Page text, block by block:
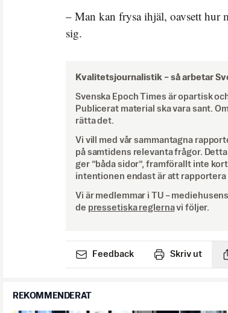
– Man kan frysa ihjäl, oavsett hur
sig.
Kvalitetsjournalistik – så arbetar
Svenska Epoch Times är opartisk
Publicerat material ska vara sant.
rätta det.
Vi vill med vår sammantagna
på samtidens relevanta frågor.
ger ”båda sidor”, framförallt inte
intentionen endast är att rapportera
Vi är medlemmar i TU –
de pressetiska reglernavi följer.
Feedback Skriv ut
REKOMMENDERAT